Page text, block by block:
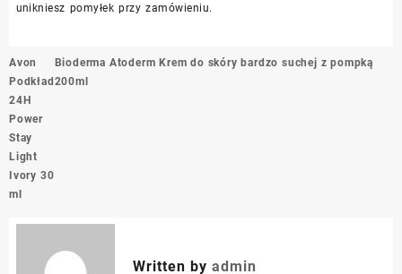
unikniesz pomyłek przy zamówieniu.
Nawigacja
wpisu
Avon
Podkład
24H
Power
Stay
Light
Ivory 30
ml
Bioderma Atoderm Krem do skóry bardzo suchej z pompką
200ml
Written by admin